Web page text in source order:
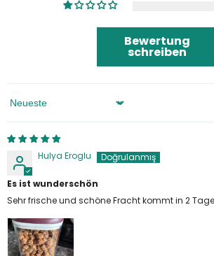
Bewertung
schreiben
Sortieren Nach
Hulya Eroglu
Es ist wunderschön
Sehr frische und schöne Fracht kommt in 2